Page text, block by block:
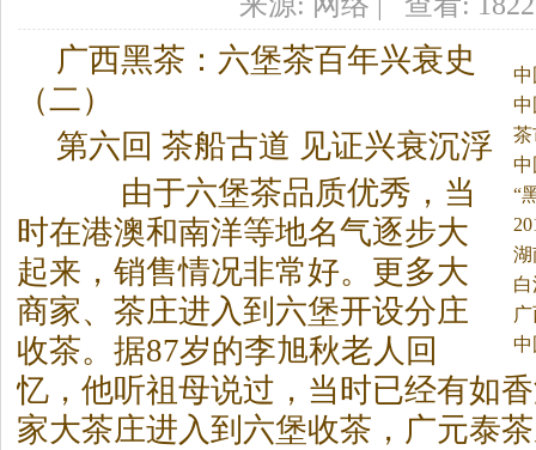
中
中
茶
中
“
茶
中
广西黑茶 ：六堡茶百年兴衰史
（二）
第六回 茶船古道 见证兴衰沉浮
由于六堡茶品质优秀，当
时在港澳和南洋等地名气逐步大
起来，销售情况非常好。 更多大
商家、茶庄进入到六堡开设分庄
收茶。据87岁的李旭秋老人回
忆，他听祖母说过，当时已经有如
家大茶庄进入到六堡收茶，广元泰